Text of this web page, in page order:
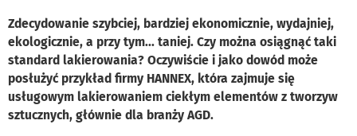
Zdecydowanie szybciej, bardziej ekonomicznie, wydajniej,
ekologicznie, a przy tym... taniej. Czy można osiągnąć taki
standard lakierowania? Oczywiście i jako dowód może
posłużyć przykład firmy HANNEX, która zajmuje się
usługowym lakierowaniem ciekłym elementów z tworzyw
sztucznych, głównie dla branży AGD.